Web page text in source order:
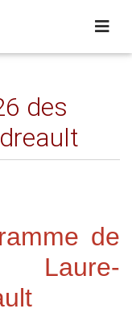
des
de
Laure-